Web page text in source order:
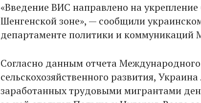
«Введение ВИС направлено на укрепление
Шенгенской зоне», — сообщили
департаменте политики и
Согласно данным отчета
сельскохозяйственного развития,
заработанных трудовыми мигрантами